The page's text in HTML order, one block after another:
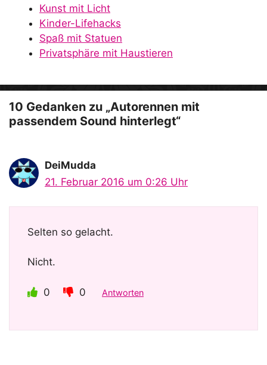
d
e
o
Kunst mit Licht
Kinder-Lifehacks
Spaß mit Statuen
Privatsphäre mit Haustieren
10 Gedanken zu „Autorennen mit
passendem Sound hinterlegt“
DeiMudda
21. Februar 2016 um 0:26 Uhr
Selten so gelacht.
Nicht.
0 0 Antworten